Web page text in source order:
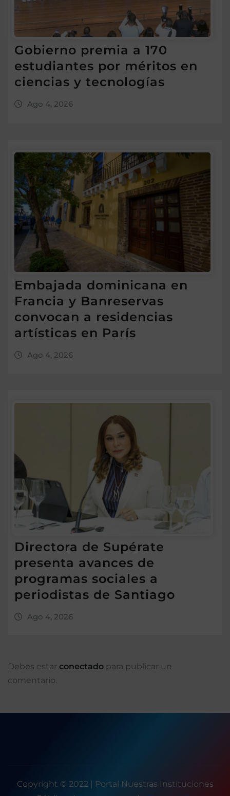
Gobierno premia a 170
estudiantes por méritos en
ciencias y tecnologías
Ago 4, 2026
Embajada dominicana en
Francia y Banreservas
convocan a residencias
artísticas en París
Ago 4, 2026
Directora de Supérate
presenta avances de
programas sociales a
periodistas de Santiago
Ago 4, 2026
Debes estar conectado para publicar un
comentario.
Copyright © 2022 | Portal Nuestras Instituciones